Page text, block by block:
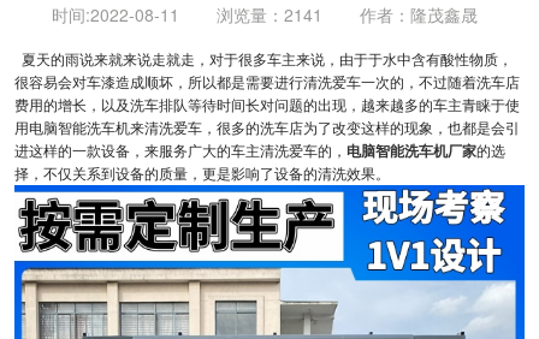
时间:2022-08-11 浏览量： 2141 作者： 隆茂鑫晟
夏天的雨说来就来说走就走，对于很多车主来说，由于于水中含有酸性物质，
很容易会对车漆造成顺坏，所以都是需要进行清洗爱车一次的，不过随着洗车店
费用的增长，以及洗车排队等待时间长对问题的出现，越来越多的车主青睐于使
用电脑智能洗车机来清洗爱车，很多的洗车店为了改变这样的现象，也都是会引
进这样的一款设备，来服务广大的车主清洗爱车的， 电脑智能洗车机厂家的选
择，不仅关系到设备的质量，更是影响了设备的清洗效果。